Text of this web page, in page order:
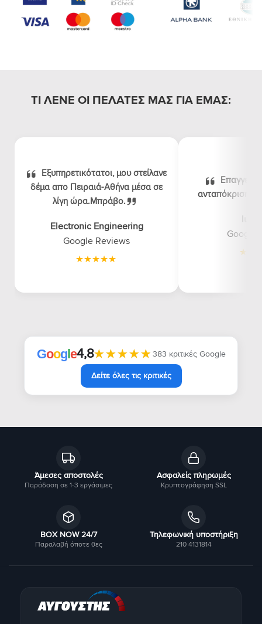
Άμεσες αποστολές
Παράδοση σε 1-3 εργάσιμες
Ασφαλείς πληρωμές
Κρυπτογράφηση SSL
BOX NOW 24/7
Παραλαβή όποτε θες
Τηλεφωνική υποστήριξη
210 4131814
ΤΙ ΛΕΝΕ ΟΙ ΠΕΛΑΤΕΣ ΜΑΣ ΓΙΑ ΕΜΑΣ:
Εξυπηρετικότατοι, μου στείλανε
δέμα απο Πειραιά-Αθήνα μέσα σε
λίγη ώρα.Μπράβο.
Electronic Engineering
Google Reviews
ανταπόκριση,
Google
Googl e4,8★★★★★
★★★★★ 383 κριτικές Google
Δείτε όλες τις κριτικές